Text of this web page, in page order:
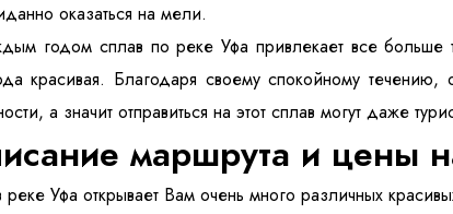
оказаться на мели.
годом сплав по реке Уфа привлекает все больше
красивая. Благодаря своему спокойному течению,
а значит отправиться на этот сплав могут даже
маршрута и цены
реке Уфа открывает Вам очень много различных